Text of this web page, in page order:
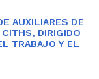
AUXILIARES DE
DIRIGIDO
TRABAJO Y EL